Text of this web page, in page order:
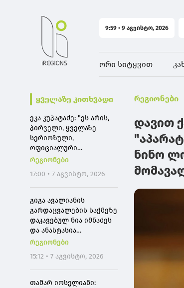
9:59 • 9 აგვისტო, 2026
ორი სიტყვით
ყველაზე კითხვადი
ეკა კუპატაძე: "ეს არის,
პირველი, ყველაზე
სერიოზული,
ოფიციალური
განცხადება ჩემგან ამ 10
კიდევ ერთხელ გთხოვთ,
დამეხმარეთ
გაზიარებაში"
რეგიონები
17:00 • 7 აგვისტო, 2026
გიგა ავალიანის
გარდაცვალების საქმეზე
დაკავებულ ნია იმნაძეს
და ანასტასია
ბერუაშვილს აღკვეთის
პატიმრობა შეეფარდათ
რეგიონები
15:12 • 7 აგვისტო, 2026
თამარ იოსელიანი:
რეგიონები
დავით
ნინო